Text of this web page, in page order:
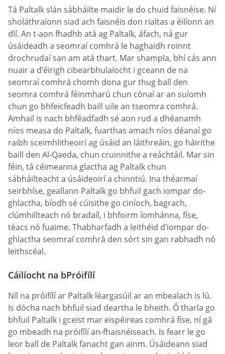
Tá Paltalk slán sábháilte maidir le do chuid faisnéise. Ní
sholáthraíonn siad ach faisnéis don rialtas a éilíonn an
dlí. An t-aon fhadhb atá ag Paltalk, áfach, ná gur
úsáideadh a seomraí comhrá le haghaidh roinnt
drochrudaí san am atá thart. Mar shampla, bhí cás ann
nuair a d’éirigh cibearbhulaíocht i gceann de na
seomraí comhrá chomh dona gur thug ball den
seomra comhrá féinmharú chun cónaí ar an suíomh
chun go bhfeicfeadh baill uile an tseomra comhrá.
Amhail is nach bhféadfadh sé aon rud a dhéanamh
níos measa do Paltalk, fuarthas amach níos déanaí go
raibh sceimhlitheoirí ag úsáid an láithreáin, go háirithe
baill den Al-Qaeda, chun cruinnithe a reáchtáil. Mar sin
féin, tá céimeanna glactha ag Paltalk chun
sábháilteacht a úsáideoirí a chinntiú. Ina théarmaí
seirbhíse, geallann Paltalk go bhfuil gach iompar do-
ghlactha, bíodh sé cúisithe go ciníoch, bagrach,
clúmhillteach nó bradaíl, i bhfoirm íomhánna, físe,
téacs nó fuaime. Thabharfadh a leithéid d’iompar do-
ghlactha seomraí comhrá den sórt sin gan rabhadh nó
leithscéal.
Cáilíocht na bPróifílí
Níl na próifílí ar Paltalk léargasúil ar an mbealach is lú.
Is dócha nach bhfuil siad deartha le bheith. Ó tharla go
bhfuil Paltalk i gceist mar eispéireas comhrá físe, ní gá
go mbeadh na próifílí an-fhaisnéiseach. Is fearr le go
leor ball de Paltalk fanacht gan ainm. Úsáideann siad